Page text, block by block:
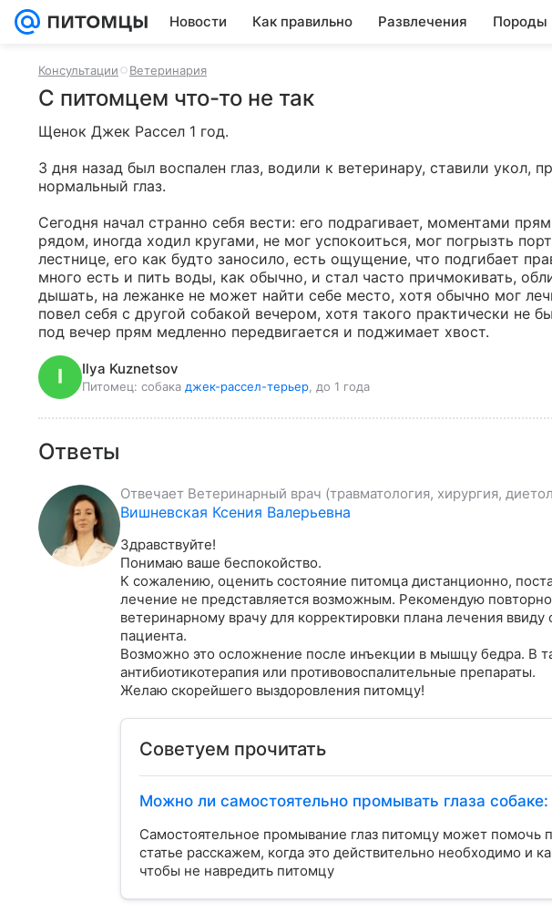
Новости Как правильно Развлечения Породы
Консультации Ветеринария
С питомцем что-то не так
Щенок Джек Рассел 1 год.
3 дня назад был воспален глаз, водили к ветеринару, ставили укол,
нормальный глаз.
Сегодня начал странно себя вести: его подрагивает, моментами
рядом, иногда ходил кругами, не мог успокоиться, мог погрызть
лестнице, его как будто заносило, есть ощущение, что подгибает
много есть и пить воды, как обычно, и стал часто причмокивать,
дышать, на лежанке не может найти себе место, хотя обычно мог
повел себя с другой собакой вечером, хотя такого практически не
под вечер прям медленно передвигается и поджимает хвост.
Ilya Kuznetsov
Питомец: собака джек-рассел-терьер , до 1 года
Ответы
Отвечает Ветеринарный врач (травматология, хирургия,
Вишневская Ксения Валерьевна
Здравствуйте!
Понимаю ваше беспокойство.
К сожалению, оценить состояние питомца дистанционно,
лечение не представляется возможным. Рекомендую
ветеринарному врачу для корректировки плана лечения
пациента.
Возможно это осложнение после инъекции в мышцу бедра. В
антибиотикотерапия или противовоспалительные препараты.
Желаю скорейшего выздоровления питомцу!
Советуем прочитать
Можно ли самостоятельно промывать глаза
Самостоятельное промывание глаз питомцу может помочь
статье расскажем, когда это действительно необходимо и
чтобы не навредить питомцу